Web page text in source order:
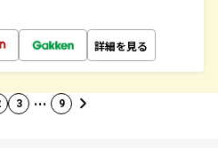
詳細を見る
3 … 9